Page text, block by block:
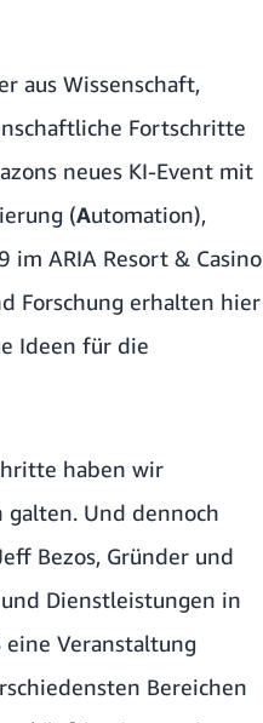
aus Wissenschaft,
Fortschritte
neues KI-Event mit
(Automation),
im ARIA Resort & Casino
Forschung erhalten hier
Ideen für die
haben wir
Und dennoch
Bezos, Gründer und
Dienstleistungen in
Veranstaltung
Bereichen